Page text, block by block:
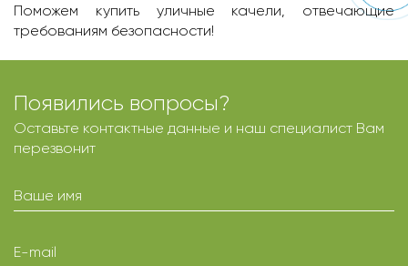
Поможем купить уличные качели, отвечающие
требованиям безопасности!
Появились вопросы?
Оставьте контактные данные и наш специалист Вам
перезвонит
Ваше имя
E-mail